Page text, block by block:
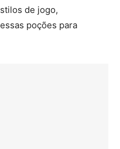
de jogo,
poções para